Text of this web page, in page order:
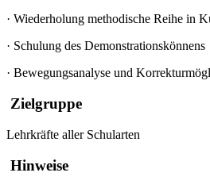
· Wiederholung methodische Reihe in
· Schulung des Demonstrationskönnens
· Bewegungsanalyse und
Zielgruppe
Lehrkräfte aller Schularten
Hinweise